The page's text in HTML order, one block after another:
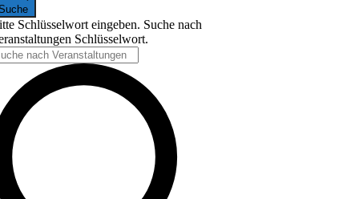
Schlüsselwort eingeben. Suche nach
Schlüsselwort.